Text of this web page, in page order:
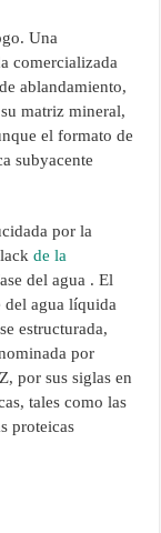
Una
comercializada
ablandamiento,
matriz mineral,
el formato de
subyacente
por la
de la
del agua . El
del agua líquida
estructurada,
por
por sus siglas en
tales como las
proteicas